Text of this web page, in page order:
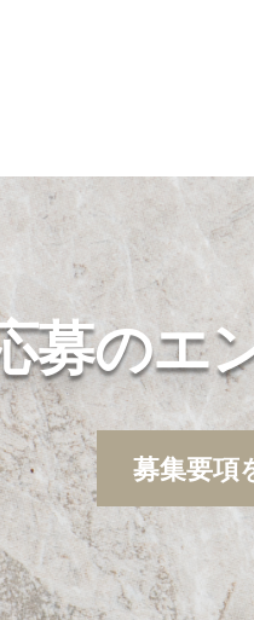
募のエ
募集要項